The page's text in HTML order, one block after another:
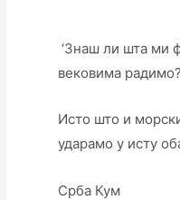
‘Знаш ли шта ми
вековима радимо?
Исто што и
ударамо у исту
Срба Кум